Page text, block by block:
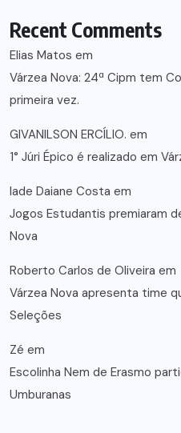
Recent Comments
Elias Matos em
Várzea Nova: 24ª Cipm tem
primeira vez.
GIVANILSON ERCÍLIO. em
1° Júri Épico é realizado em
lade Daiane Costa em
Jogos Estudantis premiaram
Nova
Roberto Carlos de Oliveira em
Várzea Nova apresenta time
Seleções
Zé em
Escolinha Nem de Erasmo
Umburanas